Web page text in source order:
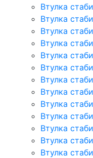
Втулка
Втулка
Втулка
Втулка
Втулка
Втулка
Втулка
Втулка
Втулка
Втулка
Втулка
Втулка
Втулка